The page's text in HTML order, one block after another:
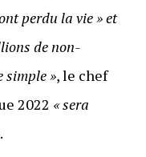
perdu la vie»et
de non-
simple », le chef
2022 « sera
.